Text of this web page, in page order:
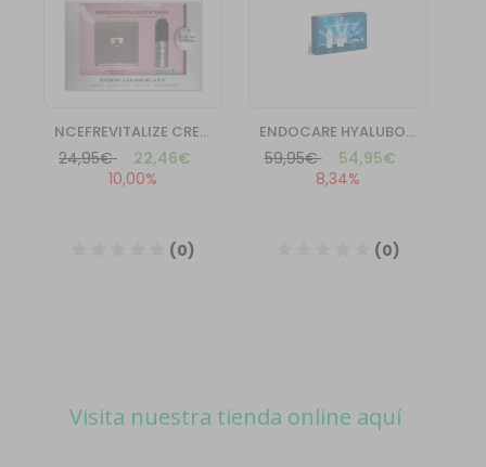
Visita nuestra tienda online aquí